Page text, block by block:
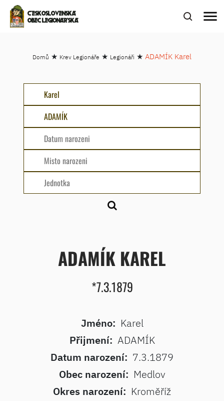
ČESKOSLOVENSKÁ
OBEC LEGIONÁŘSKÁ
menu
Domů ★ Krev Legionáře ★ Legionáři ★ ADAMÍK Karel
ADAMÍK KAREL
*7.3.1879
Jméno: Karel
Přijmení: ADAMÍK
Datum narození: 7.3.1879
Obec narození: Medlov
Okres narození: Kroměříž